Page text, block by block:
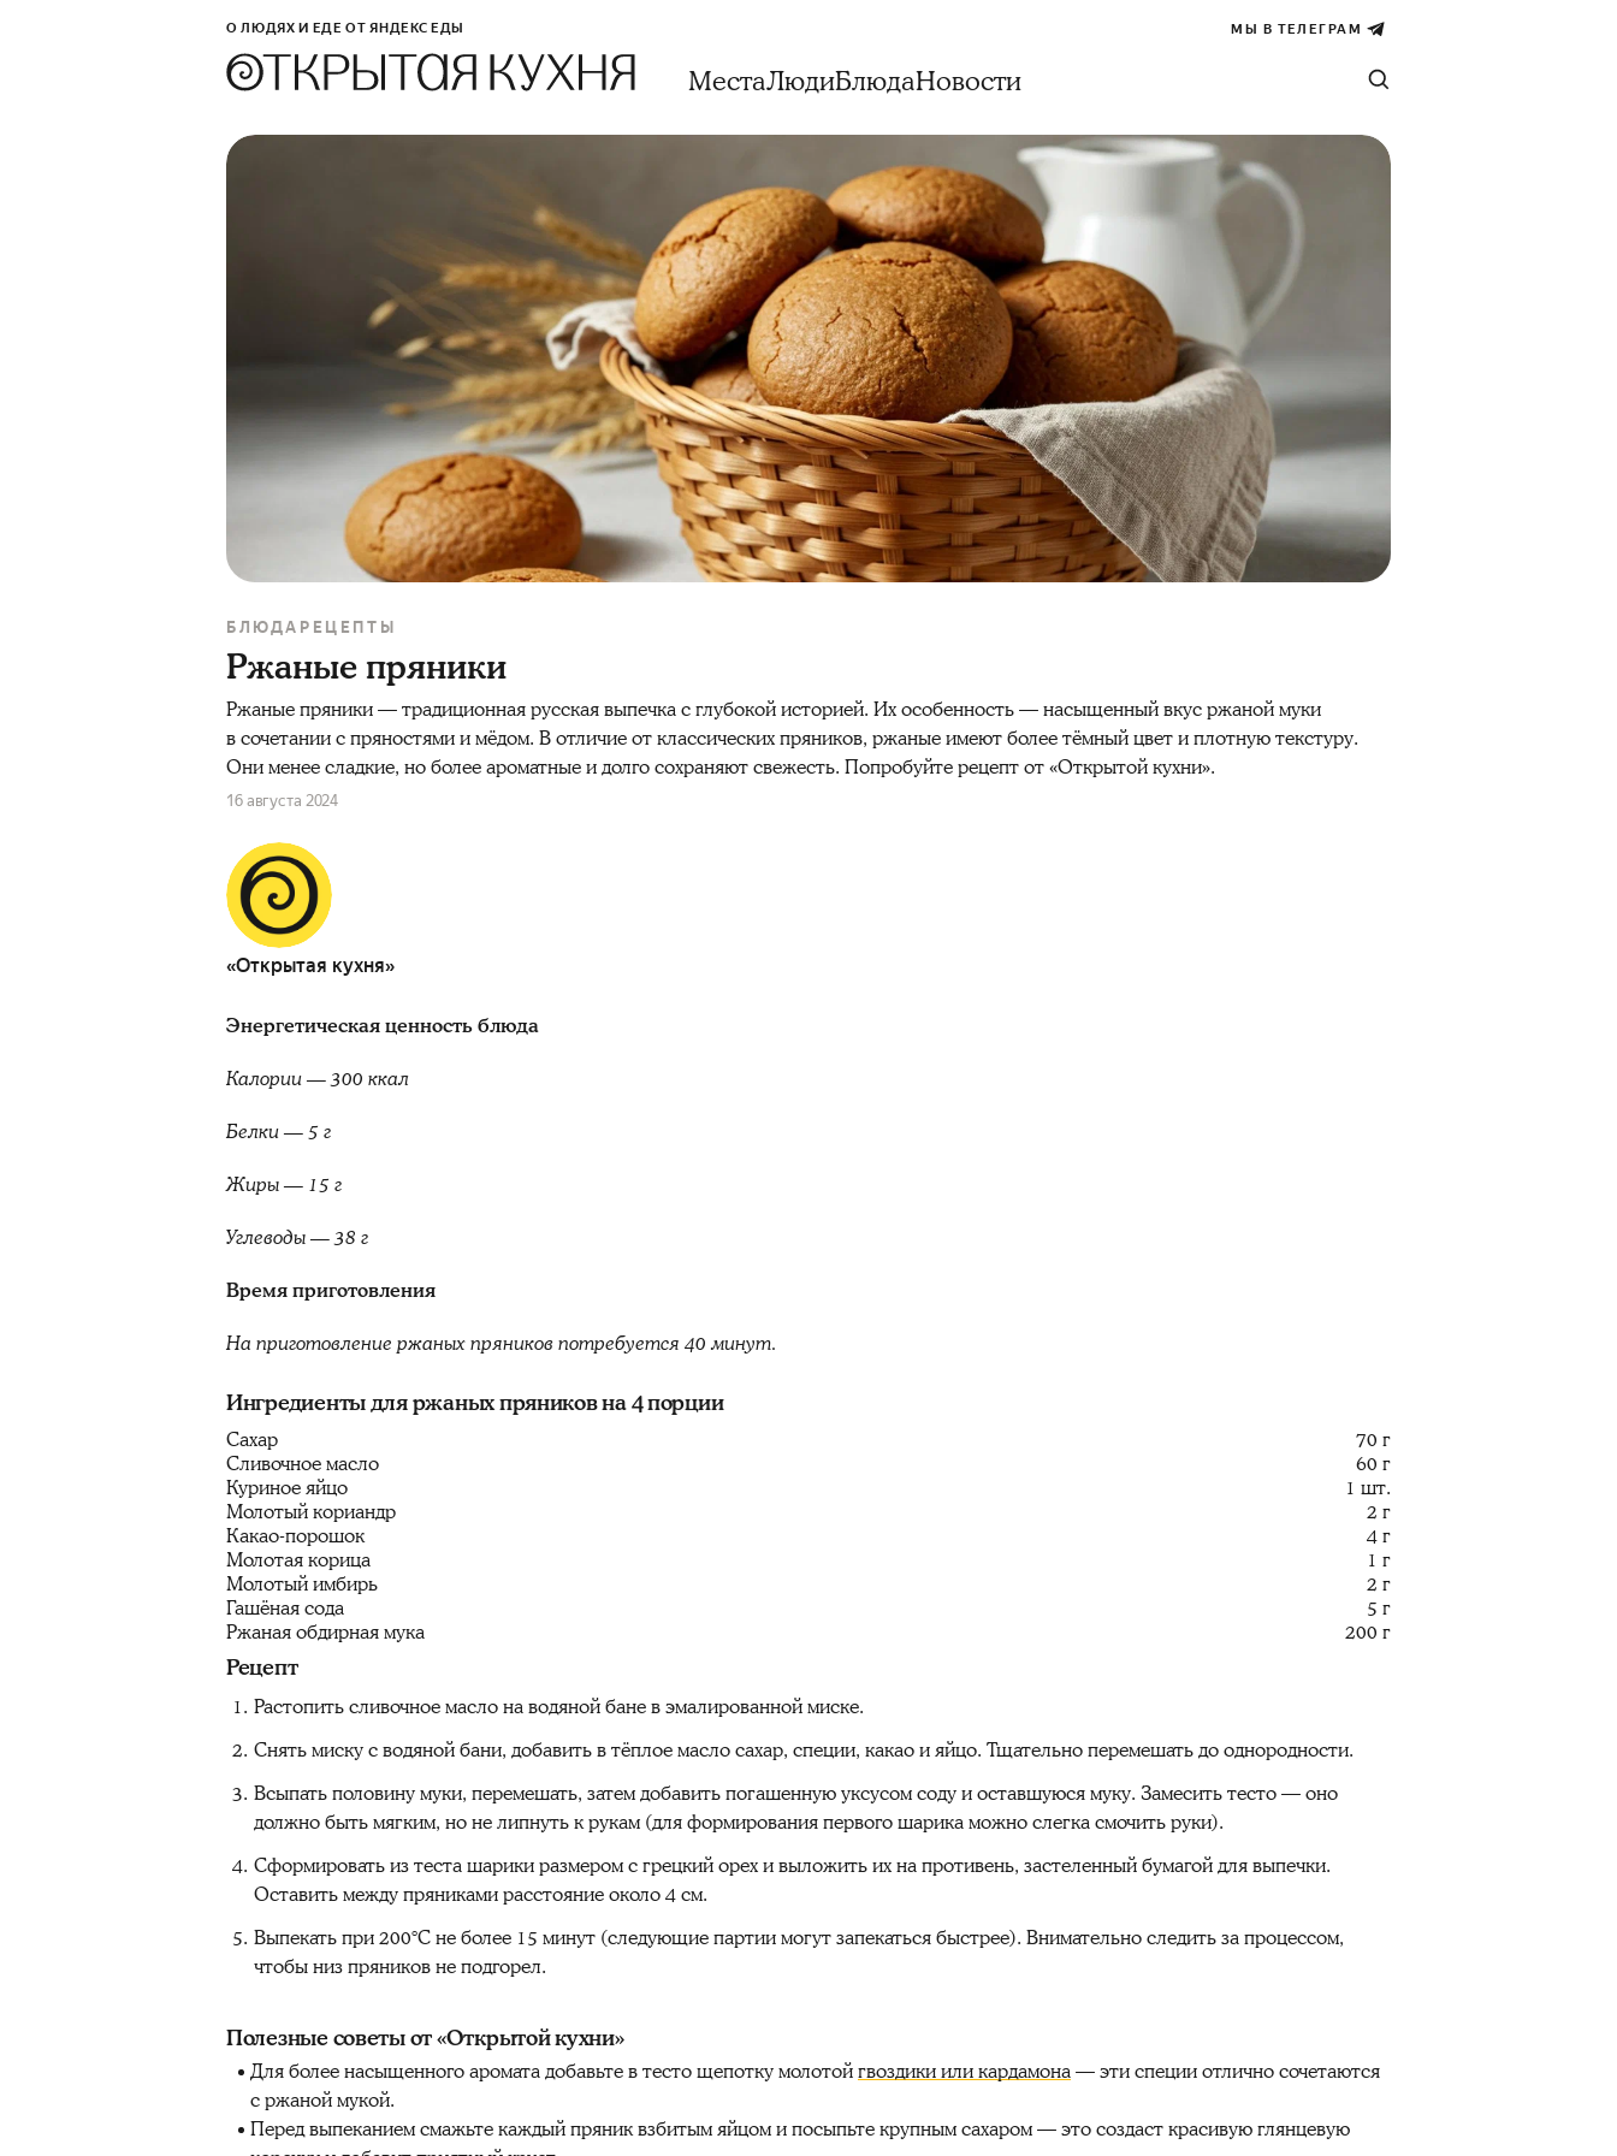
О ЛЮДЯХ И ЕДЕ ОТ ЯНДЕКС ЕДЫ МЫ В ТЕЛЕГРАМ
МестаЛюдиБлюдаНовости
БЛЮДА РЕЦЕПТЫ
Ржаные пряники
Ржаные пряники — традиционная русская выпечка с глубокой историей. Их особенность — насыщенный вкус ржаной муки
в сочетании с пряностями и мёдом. В отличие от классических пряников, ржаные имеют более тёмный цвет и плотную текстуру.
Они менее сладкие, но более ароматные и долго сохраняют свежесть. Попробуйте рецепт от «Открытой кухни».
16 августа 2024
«Открытая кухня»
Энергетическая ценность блюда
Калории — 300 ккал
Белки — 5 г
Жиры — 15 г
Углеводы — 38 г
Время приготовления
На приготовление ржаных пряников потребуется 40 минут.
Ингредиенты для ржаных пряников на 4 порции
Сахар
70 г
Сливочное масло
60 г
Куриное яйцо
1 шт.
Молотый кориандр
2 г
Какао-порошок
4 г
Молотая корица
1 г
Молотый имбирь
2 г
Гашёная сода
5 г
Ржаная обдирная мука
200 г
Рецепт
Растопить сливочное масло на водяной бане в эмалированной миске.
Снять миску с водяной бани, добавить в тёплое масло сахар, специи, какао и яйцо. Тщательно перемешать до однородности.
Всыпать половину муки, перемешать, затем добавить погашенную уксусом соду и оставшуюся муку. Замесить тесто — оно
должно быть мягким, но не липнуть к рукам (для формирования первого шарика можно слегка смочить руки).
Сформировать из теста шарики размером с грецкий орех и выложить их на противень, застеленный бумагой для выпечки.
Оставить между пряниками расстояние около 4 см.
Выпекать при 200°C не более 15 минут (следующие партии могут запекаться быстрее). Внимательно следить за процессом,
чтобы низ пряников не подгорел.
Полезные советы от «Открытой кухни»
Для более насыщенного аромата добавьте в тесто щепотку молотойгвоздики или кардамона— эти специи отлично сочетаются
с ржаной мукой.
Перед выпеканием смажьте каждый пряник взбитым яйцом и посыпьте крупным сахаром — это создаст красивую глянцевую